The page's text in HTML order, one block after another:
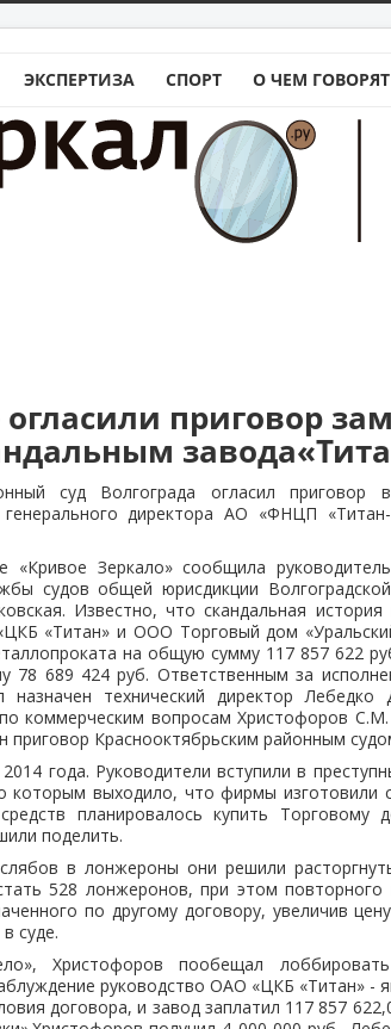
ЭКСПЕРТИЗА СПОРТ О ЧЕМ
огласили приговор
суд Волгограда огласил приговор в
директора АО «ФНЦП «Титан-
«Кривое Зеркало» сообщила руководитель
судов общей юрисдикции Волгоградской
Известно, что скандальная
«Титан» и ООО Торговый дом
на общую сумму 117 857 622
78 689 424 руб. Ответственным за
назначен технический директор
по коммерческим вопросам Христофоров
приговор Краснооктябрьским районным
года. Руководители вступили в
которым выходило, что фирмы изготовили
планировалось купить Торговому
поделить.
в лонжероны они решили
528 лонжеронов, при этом повторного
по другому договору, увеличив
суде.
Христофоров пообещал
руководство ОАО «ЦКБ «Титан»
договора, и завод заплатил 117 857